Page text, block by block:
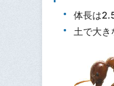
体長は
土で大き